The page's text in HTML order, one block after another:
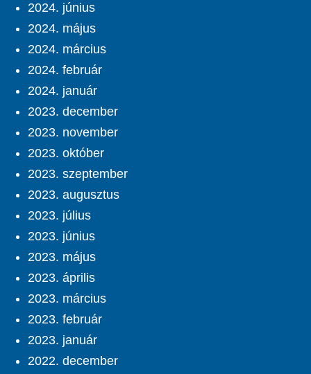
2024. június
2024. május
2024. március
2024. február
2024. január
2023. december
2023. november
2023. október
2023. szeptember
2023. augusztus
2023. július
2023. június
2023. május
2023. április
2023. március
2023. február
2023. január
2022. december